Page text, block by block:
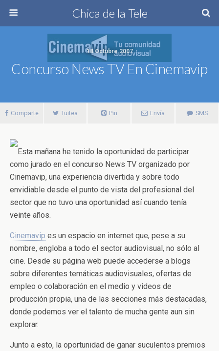
Chica de la Tele
18 Octubre 2007
Concurso News TV En Cinemavip
Comparte Tuitea Pin Envía SMS
Esta mañana he tenido la oportunidad de participar
como jurado en el concurso News TV organizado por
Cinemavip, una experiencia divertida y sobre todo
envidiable desde el punto de vista del profesional del
sector que no tuvo una oportunidad así cuando tenía
veinte años.
Cinemavip es un espacio en internet que, pese a su
nombre, engloba a todo el sector audiovisual, no sólo al
cine. Desde su página web puede accederse a blogs
sobre diferentes temáticas audiovisuales, ofertas de
empleo o colaboración en el medio y videos de
producción propia, una de las secciones más destacadas,
donde podemos ver el talento de mucha gente aun sin
explorar.
Junto a esto, la oportunidad de ganar suculentos premios